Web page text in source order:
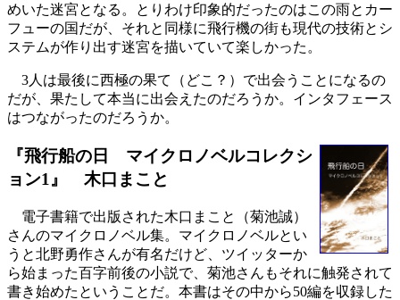
めいた迷宮となる。とりわけ印象的だったのはこの雨とカー
フューの国だが、それと同様に飛行機の街も現代の技術とシ
ステムが作り出す迷宮を描いていて楽しかった。
3人は最後に西極の果て（どこ？）で出会うことになるの
だが、果たして本当に出会えたのだろうか。インタフェース
はつながったのだろうか。
『飛行船の日 マイクロノベルコレクシ
ョン1』 木口まこと
電子書籍で出版された木口まこと（菊池誠）
さんのマイクロノベル集。マイクロノベルとい
うと北野勇作さんが有名だけど、ツイッターか
ら始まった百字前後の小説で、菊池さんもそれに触発されて
書き始めたということだ。本書はその中から50編を収録した